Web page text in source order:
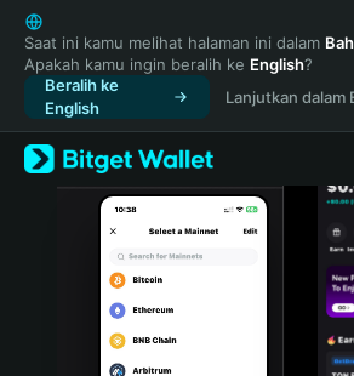
English
日本語
Tiếng Việt
Русский
Español (Latinoamérica)
Türkçe
Italiano
Português (Portugal)
Bahasa Indonesia
Saat ini kamu melihat halaman ini dalam
Apakah kamu ingin beralih ke English?
Beralih ke
English
Lanjutkan dalam